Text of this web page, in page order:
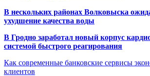
В нескольких районах Волковыска
ухудшение качества воды
В Гродно заработал новый корпус
системой быстрого реагирования
Как современные банковские сервисы
клиентов